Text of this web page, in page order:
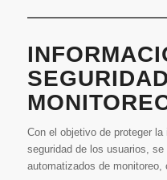
Con el objetivo de proteger
seguridad de los usuarios,
automatizados de monitoreo,